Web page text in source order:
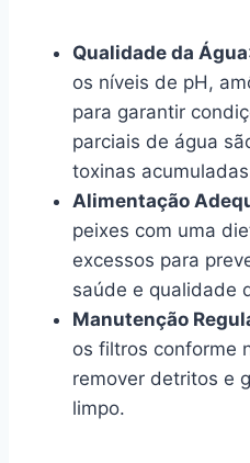
Qualidade da Água
os níveis de pH,
para garantir
parciais de água
toxinas
Alimentação
peixes com uma
excessos para
saúde e qualidade
Manutenção
os filtros conforme
remover detritos e
limpo.